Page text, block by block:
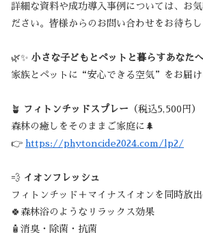
詳細な資料や成功導入事例については、お
ださい。皆様からのお問い合わせをお待ちし
🌿✨ 小さな子どもとペットと暮らすあなたへ
家族とペットに“安心できる空気”をお届
🪴 フィトンチッドスプレー （税込5,500円）
森林の癒しをそのままご家庭に🌲
👉 https://phytoncide2024.com/lp2/
💨 イオンフレッシュ
フィトンチッド＋マイナスイオンを同時放
🍀森林浴のようなリラックス効果
🧴消臭・除菌・抗菌